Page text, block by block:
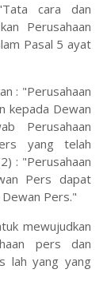
cara dan
Perusahaan
Pasal 5 ayat
: "Perusahaan
kepada Dewan
Perusahaan
yang telah
: "Perusahaan
Pers dapat
Pers."
mewujudkan
pers dan
lah yang yang